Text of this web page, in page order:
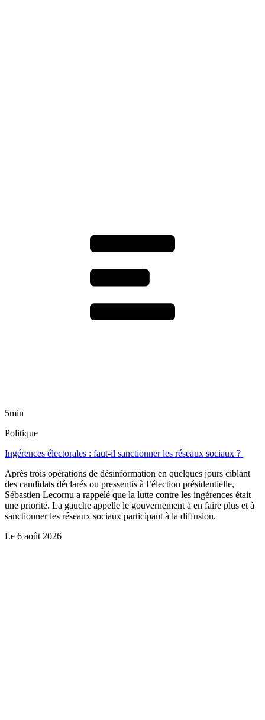
5min
Politique
Ingérences électorales : faut-il sanctionner les réseaux sociaux ?
Après trois opérations de désinformation en quelques jours ciblant
des candidats déclarés ou pressentis à l’élection présidentielle,
Sébastien Lecornu a rappelé que la lutte contre les ingérences était
une priorité. La gauche appelle le gouvernement à en faire plus et à
sanctionner les réseaux sociaux participant à la diffusion.
Le 6 août 2026